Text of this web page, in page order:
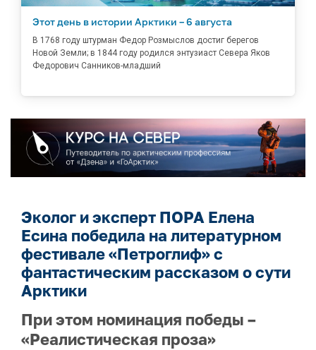
Этот день в истории Арктики – 6 августа
В 1768 году штурман Федор Розмыслов достиг берегов
Новой Земли; в 1844 году родился энтузиаст Севера Яков
Федорович Санников-младший
Эколог и эксперт ПОРА Елена
Есина победила на литературном
фестивале «Петроглиф» с
фантастическим рассказом о сути
Арктики
При этом номинация победы –
«Реалистическая проза»